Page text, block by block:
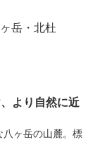
岳・北杜
より自然に近
八ヶ岳の山麓。標